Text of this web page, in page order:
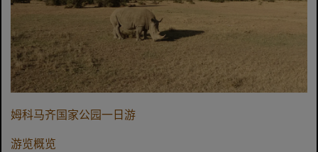
姆科马齐国家公园一日游
游览概览